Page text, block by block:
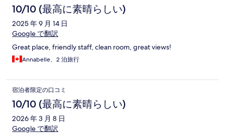
10/10 (最高に素晴らしい)
2025 年 9 月 14 日
Google で翻訳
Great place, friendly staff, clean room, great views!
Annabelle、2 泊旅行
宿泊者限定の口コミ
10/10 (最高に素晴らしい)
2026 年 3 月 8 日
Google で翻訳